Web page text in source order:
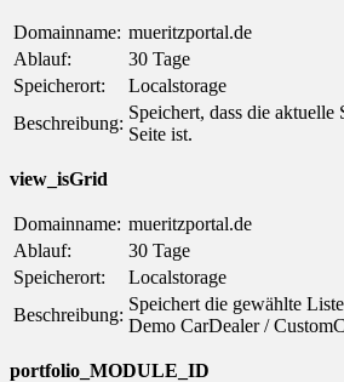
Domainname: mueritzportal.de
Ablauf:
30 Tage
Speicherort:
Localstorage
Beschreibung:
Speichert, dass die aktuelle
Seite ist.
view_isGrid
Domainname: mueritzportal.de
Ablauf:
30 Tage
Speicherort:
Localstorage
Beschreibung:
Speichert die gewählte
Demo CarDealer /
portfolio_MODULE_ID